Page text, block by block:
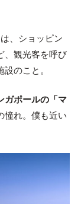
、ショッピン
、観光客を呼び
のこと。
ガポールの「マ
憧れ。僕も近い